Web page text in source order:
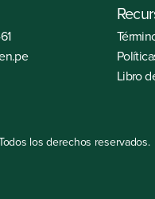
Libro
los derechos reservados.